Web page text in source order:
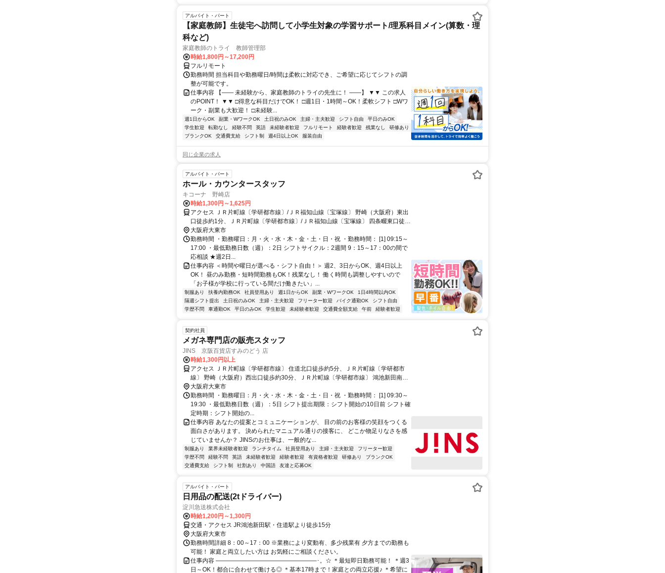
アルバイト・パート
【家庭教師】生徒宅へ訪問して小学生対象の学習サポート/理系科目メイン(算数・理
科など)
家庭教師のトライ 教師管理部
時給1,800円～17,200円
フルリモート
勤務時間 担当科目や勤務曜日/時間は柔軟に対応でき、ご希望に応じてシフトの調
整が可能です。
仕事内容 【―― 未経験から、家庭教師のトライの先生に！ ――】 ▼▼ この求人
のPOINT！ ▼▼ □得意な科目だけでOK！ □週1日・1時間～OK！柔軟シフト □Wワ
ーク・副業も大歓迎！ □未経験...
週1日からOK 副業・WワークOK 土日祝のみOK 主婦・主夫歓迎 シフト自由
平日のみOK
学生歓迎
転勤なし 経験不問 英語 未経験者歓迎 フルリモート 経験者歓迎 残業なし
研修あり
ブランクOK
交通費支給 シフト制 週4日以上OK 服装自由
同じ企業の求人
アルバイト・パート
ホール・カウンタースタッフ
キコーナ 野崎店
時給1,300円～1,625円
アクセス ＪＲ片町線〔学研都市線〕/ＪＲ福知山線〔宝塚線〕 野崎（大阪府）東出
口徒歩約1分、ＪＲ片町線〔学研都市線〕/ＪＲ福知山線〔宝塚線〕 四条畷東口徒歩
約19分、ＪＲ片町線〔学研都市線〕 住道北口徒歩約31分 JR学研都市線【野崎駅】
徒歩30秒！提携駐車場もあります。
大阪府大東市
勤務時間 ・勤務曜日：月・火・水・木・金・土・日・祝 ・勤務時間： [1] 09:15～
17:00 ・最低勤務日数（週）：2日 シフトサイクル：2週間 9：15～17：00の間で
応相談 ★週2日...
仕事内容 ＜時間や曜日が選べる・シフト自由！＞ 週2、3日からOK、週4日以上
OK！ 昼のみ勤務・短時間勤務もOK！残業なし！ 働く時間も調整しやすいので
「お子様が学校に行っている間だけ働きたい」...
制服あり 扶養内勤務OK 社員登用あり 週1日からOK 副業・WワークOK
1日4時間以内OK
隔週シフト提出
土日祝のみOK 主婦・主夫歓迎 フリーター歓迎 バイク通勤OK
シフト自由
学歴不問
車通勤OK 平日のみOK 学生歓迎 未経験者歓迎 交通費全額支給 午前 経験者歓迎
契約社員
メガネ専門店の販売スタッフ
JINS 京阪百貨店すみのどう 店
時給1,300円以上
アクセス ＪＲ片町線〔学研都市線〕 住道北口徒歩約5分、ＪＲ片町線〔学研都市
線〕 野崎（大阪府）西出口徒歩約30分、ＪＲ片町線〔学研都市線〕 鴻池新田南口
徒歩約31分 JR学研都市線（片町線）「住道駅」下車徒歩3分
大阪府大東市
勤務時間 ・勤務曜日：月・火・水・木・金・土・日・祝 ・勤務時間： [1] 09:30～
19:30 ・最低勤務日数（週）：5日 シフト提出期限：シフト開始の10日前 シフト確
定時期：シフト開始の...
仕事内容 あなたの提案とコミュニケーションが、 目の前のお客様の笑顔をつくる
面白さがあります。 決められたマニュアル通りの接客に、 どこか物足りなさを感
じていませんか？ JINSのお仕事は、一般的な...
制服あり 業界未経験者歓迎 ランチタイム 社員登用あり 主婦・主夫歓迎
フリーター歓迎
学歴不問
経験不問 英語 未経験者歓迎 経験者歓迎 有資格者歓迎 研修あり
ブランクOK
交通費支給
シフト制 社割あり 中国語 友達と応募OK
アルバイト・パート
日用品の配送(2tドライバー)
淀川急送株式会社
時給1,200円～1,300円
交通・アクセス JR鴻池新田駅・住道駅より徒歩15分
大阪府大東市
勤務時間詳細 8：00～17：00 ※業務により変動有、多少残業有 夕方までの勤務も
可能！ 家庭と両立したい方は お気軽にご相談ください。
仕事内容 ―――――――――――――――――･。☆ ＊最短即日勤務可能！ ＊週3
日～OK！都合に合わせて働ける◎ ＊基本17時まで！家庭との両立応援♪ ＊希望に